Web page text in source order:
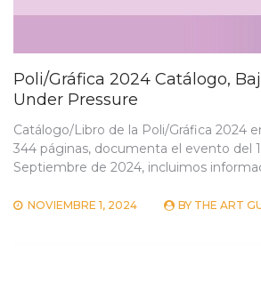
Poli/Gráfica 2024 Catálogo,
Under Pressure
Catálogo/Libro de la Poli/Gráfica 2024
344 páginas, documenta el evento del
Septiembre de 2024, incluimos
NOVIEMBRE 1, 2024 BY THE ART